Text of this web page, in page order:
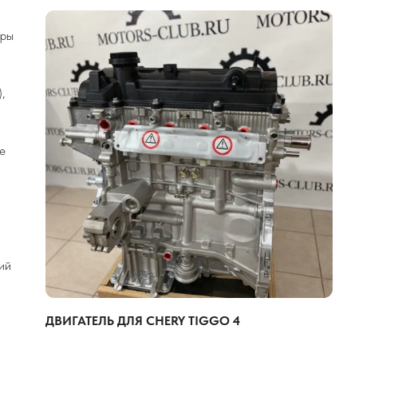
ДВИГАТЕЛЬ ДЛЯ CHERY TIGGO 4